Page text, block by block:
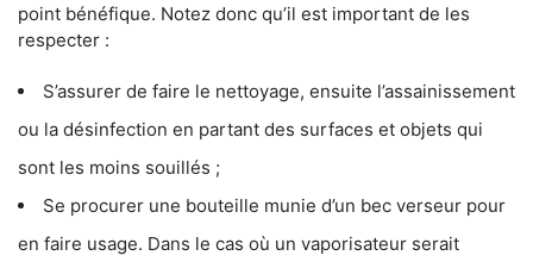
point bénéfique. Notez donc qu’il est important de les
respecter :
S’assurer de faire le nettoyage, ensuite l’assainissement
ou la désinfection en partant des surfaces et objets qui
sont les moins souillés ;
Se procurer une bouteille munie d’un bec verseur pour
en faire usage. Dans le cas où un vaporisateur serait